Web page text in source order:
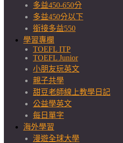
多益450-650分
多益450分以下
銜接多益550
學習專欄
TOEFL ITP
TOEFL Junior
小朋友玩英文
親子共學
甜豆老師線上教學日記
公益學英文
每日單字
海外學習
漫遊全球大學